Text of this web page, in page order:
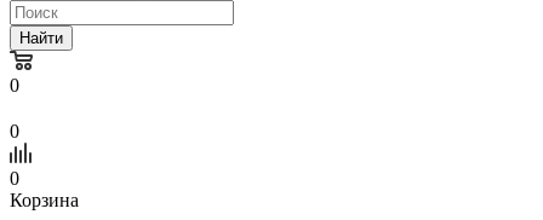
Найти
0
0
0
Корзина